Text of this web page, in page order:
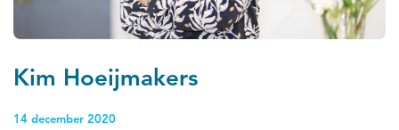
Kim Hoeijmakers
14 december 2020